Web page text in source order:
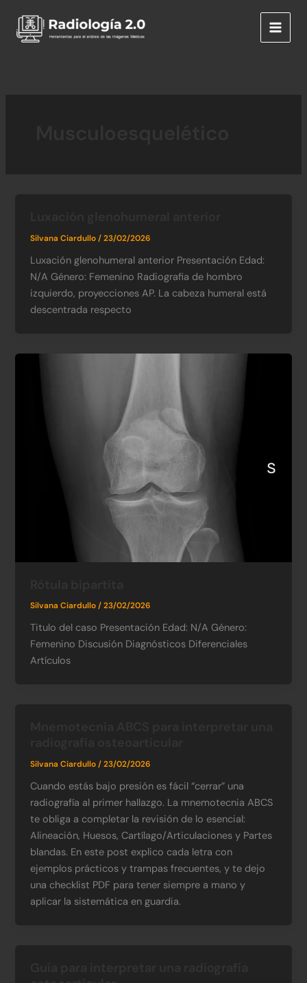
contenido
Silvana Ciardullo/23/02/2026
Luxación glenohumeral anterior Presentación Edad:
N/A​ Género: Femenino​ Radiografia de hombro
izquierdo, proyecciones AP. La cabeza humeral está
descentrada respecto
Silvana Ciardullo/23/02/2026
Titulo del caso Presentación Edad: N/A​ Género:
Femenino​ Discusión Diagnósticos Diferenciales
Artículos
Silvana Ciardullo/23/02/2026
Cuando estás bajo presión es fácil “cerrar” una
radiografía al primer hallazgo. La mnemotecnia ABCS
te obliga a completar la revisión de lo esencial:
Alineación, Huesos, Cartílago/Articulaciones y Partes
blandas. En este post explico cada letra con
ejemplos prácticos y trampas frecuentes, y te dejo
una checklist PDF para tener siempre a mano y
aplicar la sistemática en guardia.